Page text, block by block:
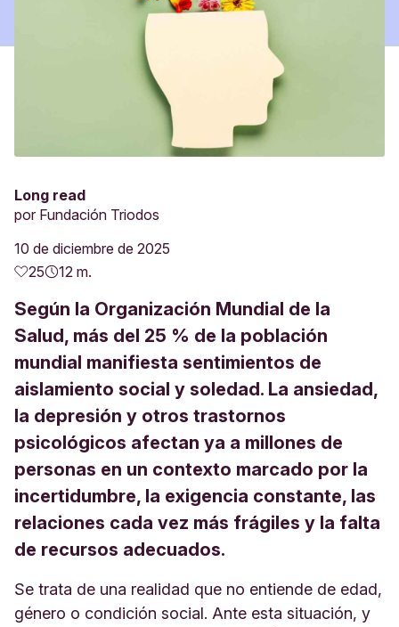
Long read
por Fundación Triodos
10 de diciembre de 2025
25
12 m.
Según la Organización Mundial de la
Salud, más del 25 % de la población
mundial manifiesta sentimientos de
aislamiento social y soledad. La ansiedad,
la depresión y otros trastornos
psicológicos afectan ya a millones de
personas en un contexto marcado por la
incertidumbre, la exigencia constante, las
relaciones cada vez más frágiles y la falta
de recursos adecuados.
Se trata de una realidad que no entiende de edad,
género o condición social. Ante esta situación, y